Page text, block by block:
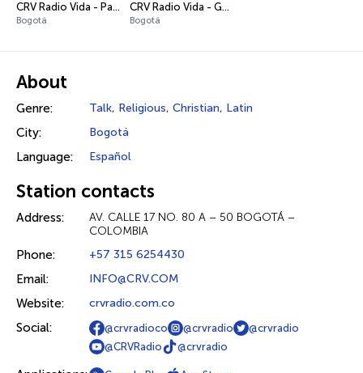
CRV Radio Vida - Palabra
Bogotá
CRV Radio Vida - Gospel
Bogotá
About
Genre: Talk, Religious, Christian, Latin
City: Bogotá
Language: Español
Station contacts
Address:
AV. CALLE 17 NO. 80 A – 50 BOGOTÁ –
COLOMBIA
Phone: +57 315 6254430
Email: INFO@CRV.COM
Website: crvradio.com.co
Social: @crvradioco @crvradio
@crvradio
@CRVRadio
@crvradio